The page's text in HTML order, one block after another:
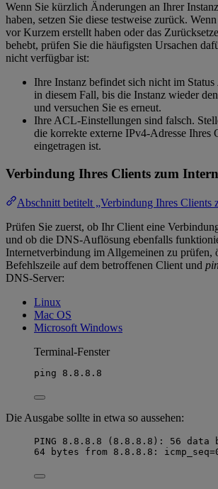
Wenn Sie kürzlich Änderungen an Ihrer
haben, setzen Sie diese testweise zurück.
vor Kurzem erstellt haben oder das
behebt, prüfen Sie die häufigsten Ursachen
nicht verfügbar ist:
Ihre Instanz befindet sich nicht im Status
in diesem Fall, bis die Instanz wieder
und versuchen Sie es erneut.
Ihre ACL-Einstellungen sind falsch.
die korrekte externe IPv4-Adresse Ihres
eingetragen ist.
Verbindung Ihres Clients zum
Abschnitt betitelt „Verbindung Ihres Clients
Prüfen Sie zuerst, ob Ihr Client eine
und ob die DNS-Auflösung ebenfalls
Internetverbindung im Allgemeinen zu prüfen,
Befehlszeile auf dem betroffenen Client und
DNS-Server:
Linux
Mac OS
Microsoft Windows
Terminal-Fenster
ping 8.8.8.8
Die Ausgabe sollte in etwa so aussehen:
PING 8.8.8.8 (8.8.8.8): 56 data
64 bytes from 8.8.8.8: